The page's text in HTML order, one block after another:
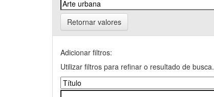
Retornar valores
Adicionar filtros:
Utilizar filtros para refinar o resultado de busca.